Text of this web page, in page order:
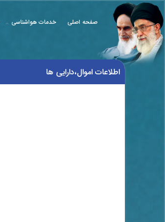
صفحه اصلی خدمات هواشناسی
اطلاعات اموال،دارایی ها